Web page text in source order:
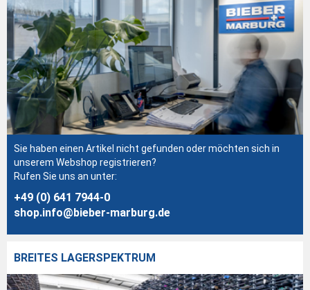
Sie haben einen Artikel nicht gefunden oder möchten sich in
unserem Webshop registrieren?
Rufen Sie uns an unter:
+49 (0) 641 7944-0
shop.info@bieber-marburg.de
BREITES LAGERSPEKTRUM